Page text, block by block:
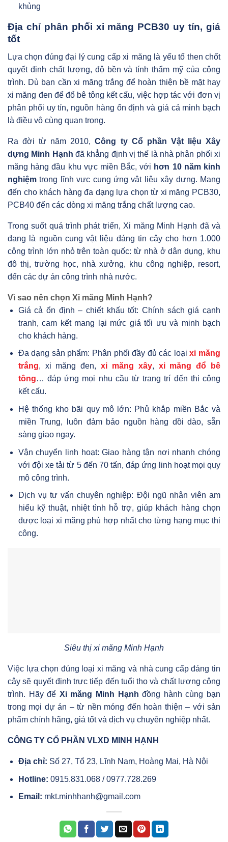
khủng
Địa chỉ phân phối xi măng PCB30 uy tín, giá
tốt
Lựa chọn đúng đại lý cung cấp xi măng là yếu tố then chốt
quyết định chất lượng, độ bền và tính thẩm mỹ của công
trình. Dù bạn cần xi măng trắng để hoàn thiện bề mặt hay
xi măng đen để đổ bê tông kết cấu, việc hợp tác với đơn vị
phân phối uy tín, nguồn hàng ổn định và giá cả minh bạch
là điều vô cùng quan trọng.
Ra đời từ năm 2010,Công ty Cổ phần Vật liệu Xây
dựng Minh Hạnh đã khẳng định vị thế là nhà phân phối xi
măng hàng đầu khu vực miền Bắc, với hơn 10 năm kinh
nghiệm trong lĩnh vực cung ứng vật liệu xây dựng. Mang
đến cho khách hàng đa dạng lựa chọn từ xi măng PCB30,
PCB40 đến các dòng xi măng trắng chất lượng cao.
Trong suốt quá trình phát triển, Xi măng Minh Hạnh đã và
đang là nguồn cung vật liệu đáng tin cậy cho hơn 1.000
công trình lớn nhỏ trên toàn quốc: từ nhà ở dân dụng, khu
đô thị, trường học, nhà xưởng, khu công nghiệp, resort,
đến các dự án công trình nhà nước.
Vì sao nên chọn Xi măng Minh Hạnh?
Giá cả ổn định – chiết khấu tốt: Chính sách giá cạnh
tranh, cam kết mang lại mức giá tối ưu và minh bạch
cho khách hàng.
Đa dạng sản phẩm: Phân phối đầy đủ các loại xi măng
trắng, xi măng đen, xi măng xây, xi măng đổ bê
tông… đáp ứng mọi nhu cầu từ trang trí đến thi công
kết cấu.
Hệ thống kho bãi quy mô lớn: Phủ khắp miền Bắc và
miền Trung, luôn đảm bảo nguồn hàng dồi dào, sẵn
sàng giao ngay.
Vận chuyển linh hoạt: Giao hàng tận nơi nhanh chóng
với đội xe tải từ 5 đến 70 tấn, đáp ứng linh hoạt mọi quy
mô công trình.
Dịch vụ tư vấn chuyên nghiệp: Đội ngũ nhân viên am
hiểu kỹ thuật, nhiệt tình hỗ trợ, giúp khách hàng chọn
được loại xi măng phù hợp nhất cho từng hạng mục thi
công.
Siêu thị xi măng Minh Hạnh
Việc lựa chọn đúng loại xi măng và nhà cung cấp đáng tin
cậy sẽ quyết định trực tiếp đến tuổi thọ và chất lượng công
trình. Hãy để Xi măng Minh Hạnh đồng hành cùng bạn
trong mọi dự án – từ nền móng đến hoàn thiện – với sản
phẩm chính hãng, giá tốt và dịch vụ chuyên nghiệp nhất.
CÔNG TY CỔ PHẦN VLXD MINH HẠNH
Địa chỉ: Số 27, Tổ 23, Lĩnh Nam, Hoàng Mai, Hà Nội
Hotline: 0915.831.068 / 0977.728.269
Email: mkt.minhhanh@gmail.com